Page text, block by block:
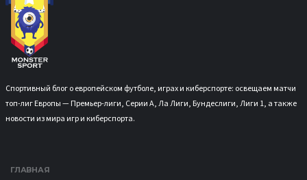
Спортивный блог о европейском футболе, играх и киберспорте: освещаем матчи
топ-лиг Европы — Премьер-лиги, Серии А, Ла Лиги, Бундеслиги, Лиги 1, а также
новости из мира игр и киберспорта.
ГЛАВНАЯ